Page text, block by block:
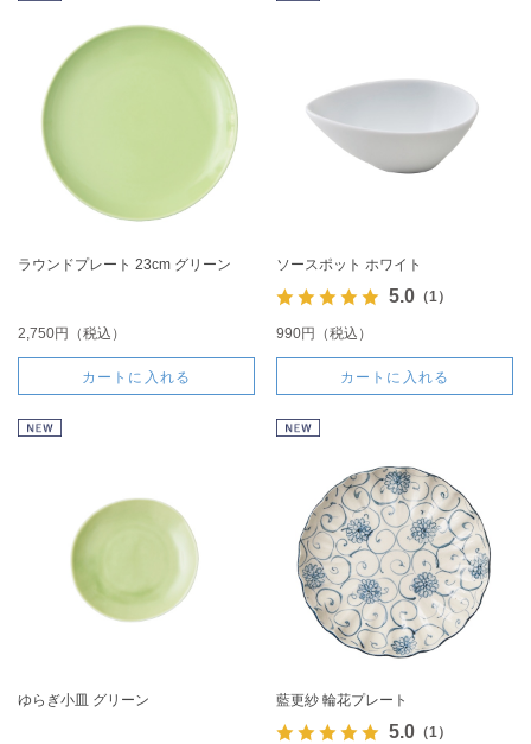
ラウンドプレート 23cm グリーン
2,750円（税込）
カートに入れる
ソースポット ホワイト
5.0（1）
990円（税込）
カートに入れる
ゆらぎ小皿 グリーン 藍更紗 輪花プレート
5.0（1）